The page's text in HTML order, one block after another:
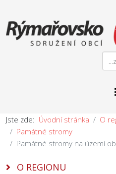
Jste zde: Úvodní stránka O
Památné stromy
Památné stromy na území
O REGIONU